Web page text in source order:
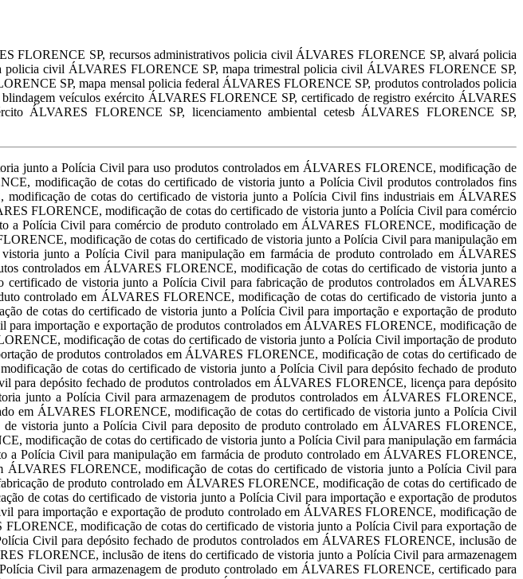
FLORENCE SP, recursos administrativos policia civil ÁLVARES FLORENCE SP, alvará policia
civil ÁLVARES FLORENCE SP, mapa trimestral policia civil ÁLVARES FLORENCE SP,
SP, mapa mensal policia federal ÁLVARES FLORENCE SP, produtos controlados policia
veículos exército ÁLVARES FLORENCE SP, certificado de registro exército ÁLVARES
ÁLVARES FLORENCE SP, licenciamento ambiental cetesb ÁLVARES FLORENCE SP,
FLORENCE, inclusão de itens do certificado de vistoria junto a Polícia Civil para depósito fechado de produto controlado em ÁLVARES FLORENCE, inclusão de itens do certificado de vistoria junto a Polícia Civil para armazenagem de produtos controlados em ÁLVARES FLORENCE, inclusão de itens do certificado de vistoria junto a Polícia Civil para armazenagem de produto controlado em ÁLVARES FLORENCE, certificado para produtos controlados em ÁLVARES FLORENCE, inclusão de cotas do certificado de vistoria junto a Polícia Civil para uso produtos controlados em ÁLVARES FLORENCE, inclusão de cotas do certificado de vistoria junto a Polícia Civil para uso produto controlado em ÁLVARES FLORENCE, inclusão de cotas do certificado de vistoria junto a Polícia Civil produtos controlados fins industriais em ÁLVARES FLORENCE, produto controlado fins industriais em ÁLVARES FLORENCE, inclusão de cotas do certificado de vistoria junto a Polícia Civil fins industriais em ÁLVARES FLORENCE, inclusão de cotas do certificado de vistoria junto a Polícia Civil fins comerciais em ÁLVARES FLORENCE, inclusão de cotas do certificado de vistoria junto a Polícia Civil para comércio de produtos controlados em ÁLVARES FLORENCE, inclusão de cotas do certificado de vistoria junto a Polícia Civil para comércio de produto controlado em ÁLVARES FLORENCE, inclusão de cotas do certificado de vistoria junto a Polícia Civil para comércio de produtos controlados em ÁLVARES FLORENCE, inclusão de cotas do certificado de vistoria junto a Polícia Civil para manipulação em farmácia de produtos controlados em ÁLVARES FLORENCE, inclusão de cotas do certificado de vistoria junto a Polícia Civil para manipulação em farmácia de produto controlado em ÁLVARES FLORENCE, inclusão de cotas do certificado de vistoria junto a Polícia Civil para transporte de produtos controlados em ÁLVARES FLORENCE, inclusão de cotas do certificado de vistoria junto a Polícia Civil para transporte de produto controlado em ÁLVARES FLORENCE, inclusão de cotas do certificado de vistoria junto a Polícia Civil para fabricação de produtos controlados em ÁLVARES FLORENCE, inclusão de cotas do certificado de vistoria junto a Polícia Civil para fabricação de produto controlado em ÁLVARES FLORENCE, inclusão de cotas do certificado de vistoria junto a Polícia Civil para importação e exportação de produtos controlados em ÁLVARES FLORENCE, inclusão de cotas do certificado de vistoria junto a Polícia Civil para importação e exportação de produto controlado em ÁLVARES FLORENCE, inclusão de cotas do certificado de vistoria junto a Polícia Civil para importação e exportação de produtos controlados em ÁLVARES FLORENCE, inclusão de cotas do certificado de vistoria junto a Polícia Civil para importação produtos controlados em ÁLVARES FLORENCE, inclusão de cotas do certificado de vistoria junto a Polícia Civil importação de produto em ÁLVARES FLORENCE, inclusão de cotas do certificado de vistoria junto a Polícia Civil para exportação de produtos controlados em ÁLVARES FLORENCE, inclusão de cotas do certificado de vistoria junto a Polícia Civil para depósito fechado de produtos controlados em ÁLVARES FLORENCE, inclusão de cotas do certificado de vistoria junto a Polícia Civil para depósito fechado de produto controlado em ÁLVARES FLORENCE, inclusão de cotas do certificado de vistoria junto a Polícia Civil para depósito fechado de produtos controlados em ÁLVARES FLORENCE, licença para depósito fechado de produto controlado em ÁLVARES FLORENCE, inclusão de cotas do certificado de vistoria junto a Polícia Civil para armazenagem de produtos controlados em ÁLVARES FLORENCE, inclusão de cotas do certificado de vistoria junto a Polícia Civil para armazenagem de produto controlado em ÁLVARES FLORENCE, inclusão de cotas do certificado de vistoria junto a Polícia Civil para deposito de produtos controlados em ÁLVARES FLORENCE, inclusão de cotas do certificado de vistoria junto a Polícia Civil para deposito de produto controlado em ÁLVARES FLORENCE, inclusão de cotas do certificado de vistoria junto a Polícia Civil fins industriais em ÁLVARES FLORENCE, inclusão de cotas do certificado de vistoria junto a Polícia Civil para manipulação em farmácia de produtos controlados em ÁLVARES FLORENCE, inclusão de cotas do certificado de vistoria junto a Polícia Civil para manipulação em farmácia de produto controlado em ÁLVARES FLORENCE, inclusão de cotas do certificado de vistoria junto a Polícia Civil transporte de produtos controlados em ÁLVARES FLORENCE, inclusão de cotas do certificado de vistoria junto a Polícia Civil para transporte de produto controlado. inclusão de cotas do certificado de vistoria junto a Polícia Civil para fabricação de produto controlado em ÁLVARES FLORENCE,